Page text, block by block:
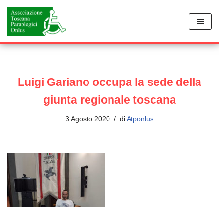
Vai
al
contenuto
Luigi Gariano occupa la sede della
giunta regionale toscana
3 Agosto 2020 di Atponlus